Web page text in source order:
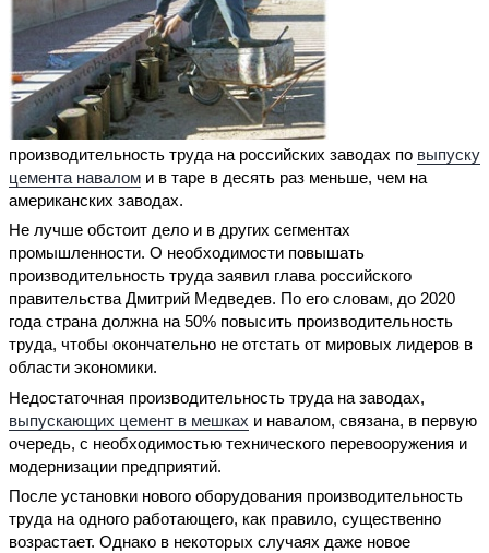
производительность труда на российских заводах по выпуску
цемента навалом и в таре в десять раз меньше, чем на
американских заводах.
Не лучше обстоит дело и в других сегментах
промышленности. О необходимости повышать
производительность труда заявил глава российского
правительства Дмитрий Медведев. По его словам, до 2020
года страна должна на 50% повысить производительность
труда, чтобы окончательно не отстать от мировых лидеров в
области экономики.
Недостаточная производительность труда на заводах,
выпускающих цемент в мешках и навалом, связана, в первую
очередь, с необходимостью технического перевооружения и
модернизации предприятий.
После установки нового оборудования производительность
труда на одного работающего, как правило, существенно
возрастает. Однако в некоторых случаях даже новое